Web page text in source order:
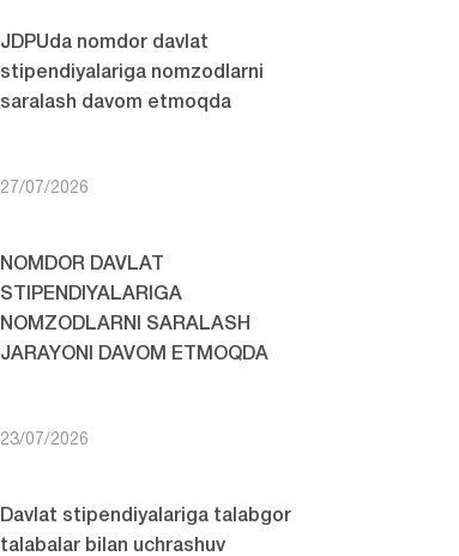
JDPUda nomdor davlat
stipendiyalariga nomzodlarni
saralash davom etmoqda
27/07/2026
NOMDOR DAVLAT
STIPENDIYALARIGA
NOMZODLARNI SARALASH
JARAYONI DAVOM ETMOQDA
23/07/2026
Davlat stipendiyalariga talabgor
talabalar bilan uchrashuv